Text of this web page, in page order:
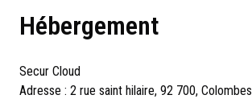
Hébergement
Secur Cloud
Adresse : 2 rue saint hilaire, 92 700, Colombes